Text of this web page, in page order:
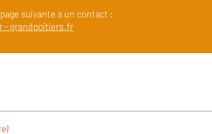
suivante à un contact :
- grandpoitiers.fr